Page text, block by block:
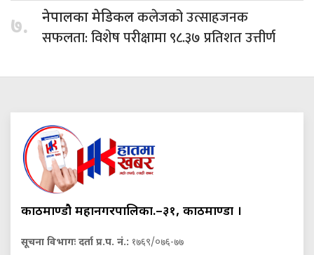
७. नेपालका मेडिकलकलेजको उत्साहजनक
सफलता: विशेष परीक्षामा ९८.३७ प्रतिशत उत्तीर्ण
काठमाण्डौ महानगरपालिका.–३१, काठमाण्डौं ।
सूचना विभागः दर्ता प्र.प. नं.: १७६९/०७६-७७